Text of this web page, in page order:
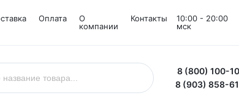
Оплата
О
компании
Контакты
10:00 - 20:00
мск
8 (800) 100-
8 (903) 858-